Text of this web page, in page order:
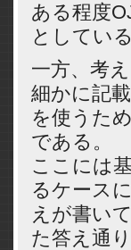
ある程度
としてい
一方、考
細かに記
を使うた
である。
ここには
るケース
えが書い
た答え通